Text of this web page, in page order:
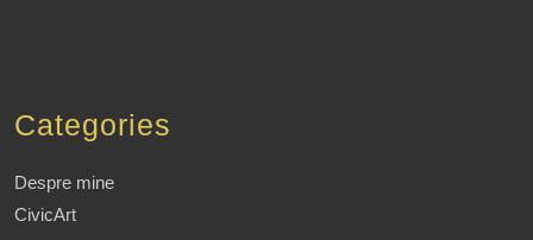
Categories
Despre mine
CivicArt